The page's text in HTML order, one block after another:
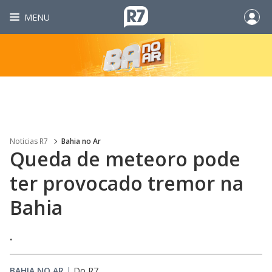
MENU
Noticias R7 Bahia no Ar
Queda de meteoro pode
ter provocado tremor na
Bahia
.